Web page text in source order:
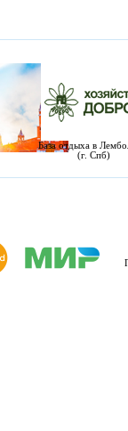
База отдыха в
(г. Спб)